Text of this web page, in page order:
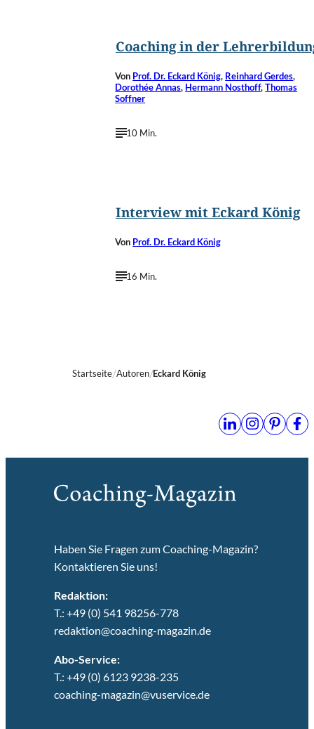
Coaching in der
Von Prof. Dr. Eckard König, Reinhard Gerdes,
Dorothée Annas, Hermann Nosthoff,Thomas
Soffner
10 Min.
Interview mit Eckard König
Von Prof. Dr. Eckard König
16 Min.
Startseite Autoren Eckard König
Haben Sie Fragen zum Coaching-Magazin?
Kontaktieren Sie uns!
Redaktion:
T.: +49 (0) 541 98256-778
redaktion@coaching-magazin.de
Abo-Service:
T.: +49 (0) 6123 9238-235
coaching-magazin@vuservice.de